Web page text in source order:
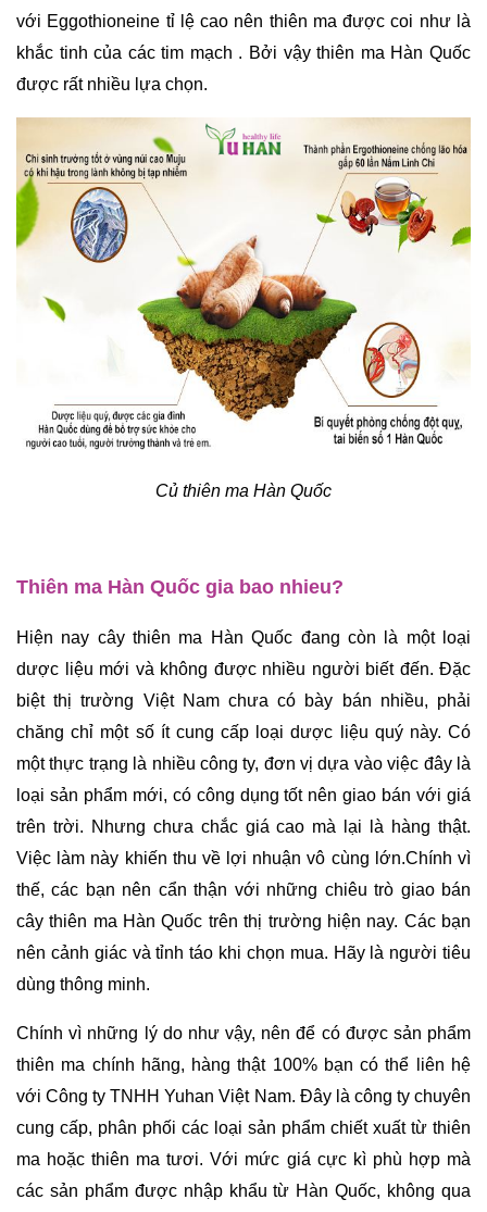
với Eggothioneine tỉ lệ cao nên thiên ma được coi như là
khắc tinh của các tim mạch . Bởi vậy thiên ma Hàn Quốc
được rất nhiều lựa chọn.
Củ thiên ma Hàn Quốc
Thiên ma Hàn Quốc gia bao nhieu?
Hiện nay cây thiên ma Hàn Quốc đang còn là một loại
dược liệu mới và không được nhiều người biết đến. Đặc
biệt thị trường Việt Nam chưa có bày bán nhiều, phải
chăng chỉ một số ít cung cấp loại dược liệu quý này. Có
một thực trạng là nhiều công ty, đơn vị dựa vào việc đây là
loại sản phẩm mới, có công dụng tốt nên giao bán với giá
trên trời. Nhưng chưa chắc giá cao mà lại là hàng thật.
Việc làm này khiến thu về lợi nhuận vô cùng lớn.Chính vì
thế, các bạn nên cẩn thận với những chiêu trò giao bán
cây thiên ma Hàn Quốc trên thị trường hiện nay. Các bạn
nên cảnh giác và tỉnh táo khi chọn mua. Hãy là người tiêu
dùng thông minh.
Chính vì những lý do như vậy, nên để có được sản phẩm
thiên ma chính hãng, hàng thật 100% bạn có thể liên hệ
với Công ty TNHH Yuhan Việt Nam. Đây là công ty chuyên
cung cấp, phân phối các loại sản phẩm chiết xuất từ thiên
ma hoặc thiên ma tươi. Với mức giá cực kì phù hợp mà
các sản phẩm được nhập khẩu từ Hàn Quốc, không qua